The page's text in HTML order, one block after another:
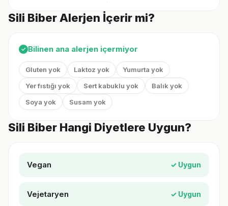
Sili Biber Alerjen İçerir mi?
✓ Bilinen ana alerjen içermiyor
Gluten yok Laktoz yok
Yumurta yok
Yer fıstığı yok
Sert kabuklu yok
Balık yok
Soya yok
Susam yok
Sili Biber Hangi Diyetlere Uygun?
Vegan ✓ Uygun
Vejetaryen ✓ Uygun